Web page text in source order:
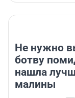
Не нужно
ботву
нашла
малины